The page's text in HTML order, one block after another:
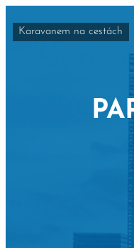
Karavanem na cestách